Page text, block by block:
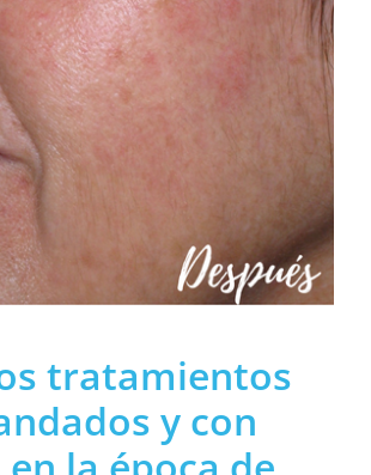
tratamientos
y con